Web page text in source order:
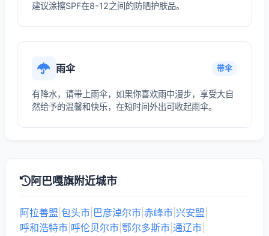
建议涂擦SPF在8-12之间的防晒护肤品。
雨伞 带伞
有降水，请带上雨伞，如果你喜欢雨中漫步，享受大自
然给予的温馨和快乐，在短时间外出可收起雨伞。
阿巴嘎旗附近城市
阿拉善盟 包头市 巴彦淖尔市 赤峰市 兴安盟
呼和浩特市 呼伦贝尔市 鄂尔多斯市 通辽市